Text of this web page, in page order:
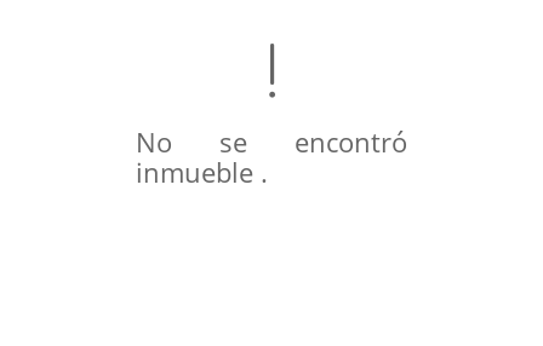
No se encontró
inmueble .